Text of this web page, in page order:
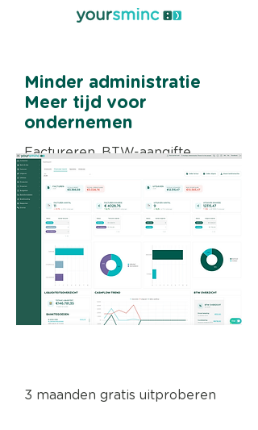
Minder administratie
Meer tijd voor
ondernemen
Factureren, BTW-aangifte,
banktransacties en meer. Alles
in één overzichtelijke oplossing
vanaf €9,95 per maand
3 maanden gratis uitproberen